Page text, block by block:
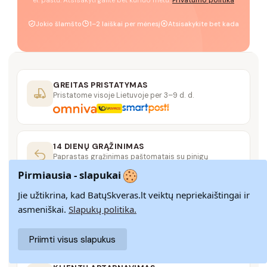
Jokio šlamšto 1–2 laiškai per mėnesį Atsisakykite bet kada
GREITAS PRISTATYMAS
Pristatome visoje Lietuvoje per 3–9 d. d.
14 DIENŲ GRĄŽINIMAS
Paprastas grąžinimas paštomatais su pinigų
SAUGUS MOKĖJIMAS
SSL šifravimas užtikrina aukščiausią jūsų duomenų
saugumo lygį
Pirmiausia - slapukai
Jie užtikrina, kad BatųSkveras.lt veiktų nepriekaištingai ir
asmeniškai. Slapukų politika.
Priimti visus slapukus